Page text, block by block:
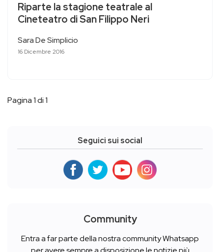
Riparte la stagione teatrale al
Cineteatro di San Filippo Neri
Sara De Simplicio
16 Dicembre 2016
Pagina 1 di 1
Seguici sui social
Community
Entra a far parte della nostra community Whatsapp